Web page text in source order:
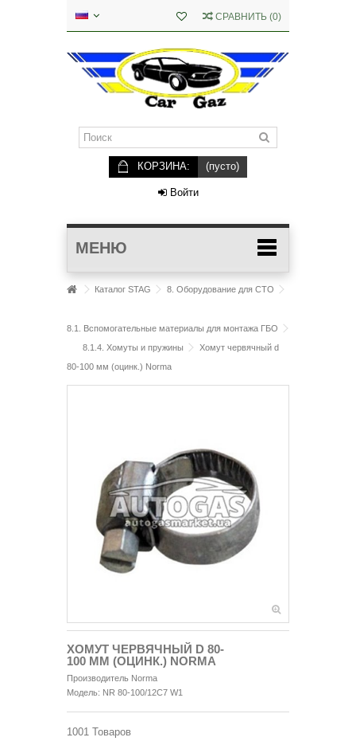
СРАВНИТЬ (0)
КОРЗИНА: (пусто)
Войти
МЕНЮ
Каталог STAG 8. Оборудование для СТО
8.1. Вспомогательные материалы для монтажа ГБО
8.1.4. Хомуты и пружины
Хомут червячный d
80-100 мм (оцинк.) Norma
ХОМУТ ЧЕРВЯЧНЫЙ D 80-
100 ММ (ОЦИНК.) NORMA
Производитель Norma
Модель: NR 80-100/12C7 W1
1001 Товаров